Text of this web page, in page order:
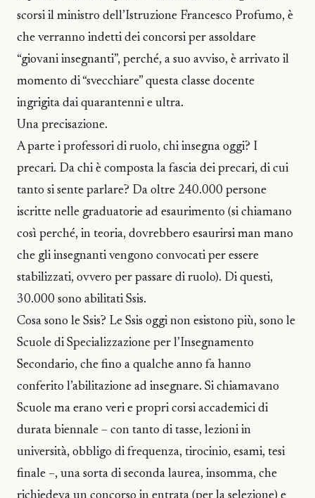
scorsi il ministro dell’Istruzione Francesco Profumo, è
che verranno indetti dei concorsi per assoldare
“giovani insegnanti”, perché, a suo avviso, è arrivato il
momento di “svecchiare” questa classe docente
ingrigita dai quarantenni e ultra.
Una precisazione.
A parte i professori di ruolo, chi insegna oggi? I
precari. Da chi è composta la fascia dei precari, di cui
tanto si sente parlare? Da oltre 240.000 persone
iscritte nelle graduatorie ad esaurimento (si chiamano
così perché, in teoria, dovrebbero esaurirsi man mano
che gli insegnanti vengono convocati per essere
stabilizzati, ovvero per passare di ruolo). Di questi,
30.000 sono abilitati Ssis.
Cosa sono le Ssis? Le Ssis oggi non esistono più, sono le
Scuole di Specializzazione per l’Insegnamento
Secondario, che fino a qualche anno fa hanno
conferito l’abilitazione ad insegnare. Si chiamavano
Scuole ma erano veri e propri corsi accademici di
durata biennale – con tanto di tasse, lezioni in
università, obbligo di frequenza, tirocinio, esami, tesi
finale –, una sorta di seconda laurea, insomma, che